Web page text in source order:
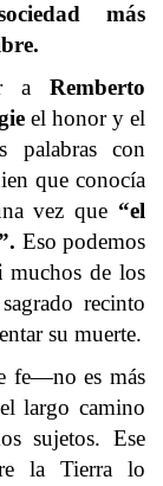
más
a Remberto
el honor y el
palabras con
que conocía
vez que “el
Eso podemos
muchos de los
recinto
su muerte.
fe—no es más
largo camino
sujetos. Ese
la Tierra lo